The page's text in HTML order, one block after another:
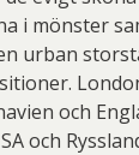
i mönster
urban
och
och